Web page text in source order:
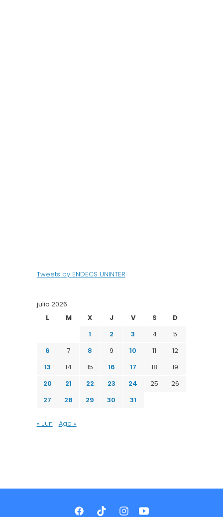
Tweets by ENDECS UNINTER
julio 2026
L
M X J V S
D
1
2 3 4
5
6
7 8 9 10 11
12
13
14 15 16 17 18
19
20
21 22 23 24 25
26
27
28 29 30 31
« Jun Ago »